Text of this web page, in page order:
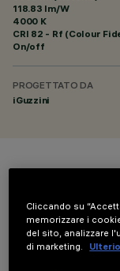
118.83 lm/W
4000 K
CRI 82 - Rf (Colour
On/off
PROGETTATO DA
iGuzzini
Cliccando su
memorizzare i
del sito, analizzare
di marketing.